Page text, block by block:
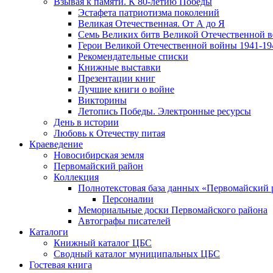
Эcтафета патриотизма поколений
Великая Отечественная. От А до Я
Семь Великих битв Великой Отечественной
Герои Великой Отечественной войны 1941-
Рекомендательные списки
Книжные выставки
Презентации книг
Лучшие книги о войне
Викторины
Летопись Победы. Электронные ресурсы
День в истории
Любовь к Отечеству питая
Краеведение
Новосибирская земля
Первомайский район
Коллекция
Полнотекстовая база данных «Первомайский
Персоналии
Мемориальные доски Первомайского района
Автографы писателей
Каталоги
Книжный каталог ЦБС
Сводный каталог муниципальных ЦБС
Гостевая книга